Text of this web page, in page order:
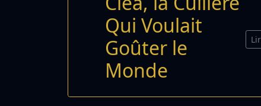
Qui Voulait
Goûter le
Monde